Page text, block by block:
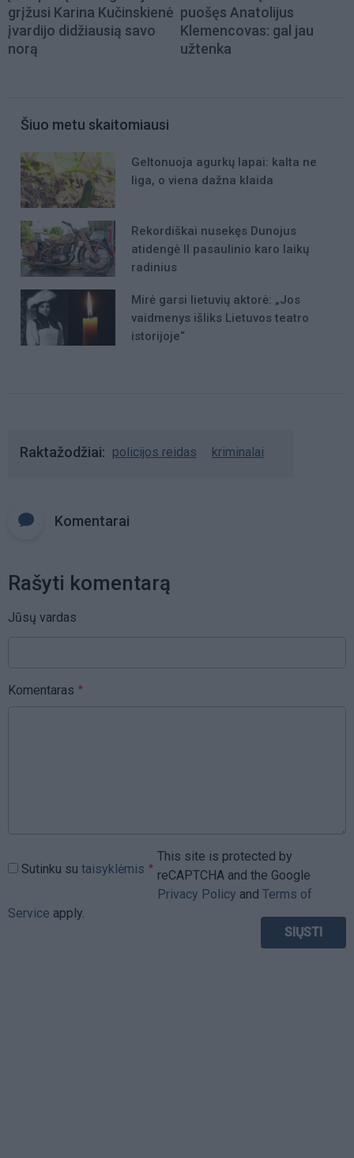
grįžusi Karina Kučinskienė
įvardijo didžiausią savo
norą
puošęs Anatolijus
Klemencovas: gal jau
užtenka
Šiuo metu skaitomiausi
Geltonuoja agurkų lapai: kalta ne
liga, o viena dažna klaida
Rekordiškai nusekęs Dunojus
atidengė II pasaulinio karo laikų
radinius
Mirė garsi lietuvių aktorė: „Jos
vaidmenys išliks Lietuvos teatro
istorijoje“
Raktažodžiai policijos reidas kriminalai
Komentarai
Rašyti komentarą
Jūsų vardas
Komentaras
Sutinku su taisyklėmis
This site is protected by
reCAPTCHA and the Google
Privacy Policy and Terms of
Service apply.